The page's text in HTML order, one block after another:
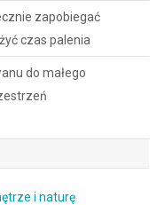
zapobiegać
czas palenia
do małego
i naturę